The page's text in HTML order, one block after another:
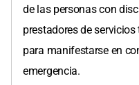
de las personas con
prestadores de
para manifestarse en
emergencia.